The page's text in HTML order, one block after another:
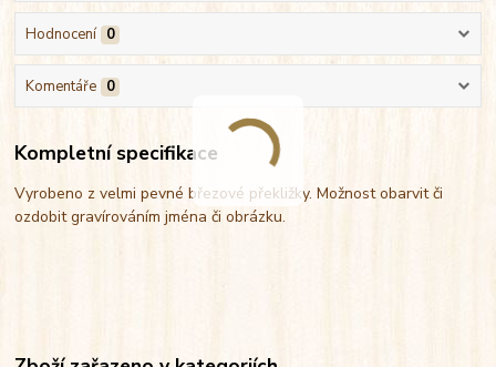
Hodnocení 0
Komentáře 0
Kompletní specifikace
Vyrobeno z velmi pevné březové překližky. Možnost obarvit či
ozdobit gravírováním jména či obrázku.